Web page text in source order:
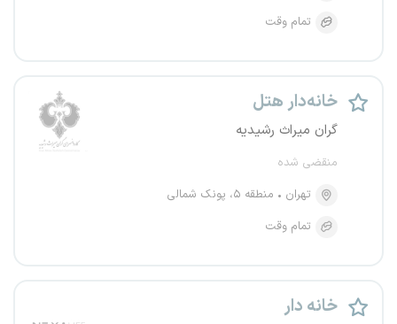
تمام وقت
خانه‌دار هتل
گران میراث رشیدیه
منقضی شده
تهران
منطقه ۵، پونک شمالی
تمام وقت
خانه دار